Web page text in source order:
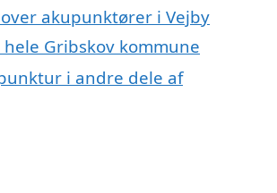
akupunktører i Vejby
Gribskov kommune
i andre dele af